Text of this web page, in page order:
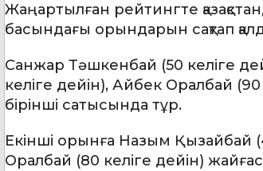
Жаңартылған рейтингте
басындағы орындарын сақтап
Санжар Тәшкенбай (50 келіге
келіге дейін), Айбек Оралбай
бірінші сатысында тұр.
Екінші орынға Назым Қызайбай
Оралбай (80 келіге дейін)